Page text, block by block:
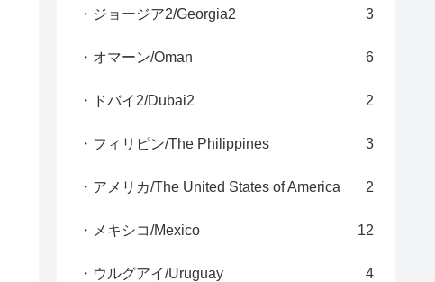
・ジョージア2/Georgia2 3
・オマーン/Oman 6
・ドバイ2/Dubai2 2
・フィリピン/The Philippines 3
・アメリカ/The United States of America 2
・メキシコ/Mexico 12
・ウルグアイ/Uruguay 4